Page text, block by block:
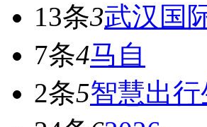
13条3武汉国
7条4马自
2条5智慧出